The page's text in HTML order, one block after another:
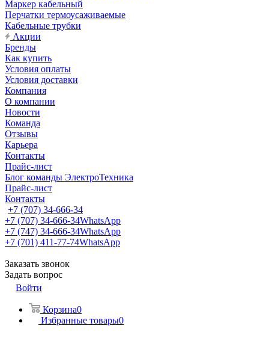
Маркер кабельный
Перчатки термоусаживаемые
Кабельные трубки
Акции
Бренды
Как купить
Условия оплаты
Условия доставки
Компания
О компании
Новости
Команда
Отзывы
Карьера
Контакты
Прайс-лист
Блог команды ЭлектроТехника
Прайс-лист
Контакты
+7 (707) 34-666-34
+7 (707) 34-666-34WhatsApp
+7 (747) 34-666-34WhatsApp
+7 (701) 411-77-74WhatsApp
Заказать звонок
Задать вопрос
Войти
Корзина0
Избранные товары0